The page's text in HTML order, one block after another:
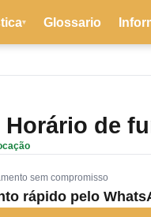
▾ Glossario
Horário de
sem compromisso
rápido pelo